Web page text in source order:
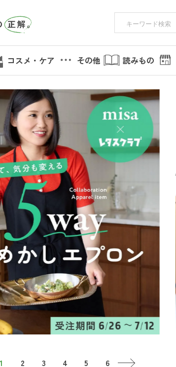
コスメ・ケア その他 読みもの
ログイン
新規会員登録